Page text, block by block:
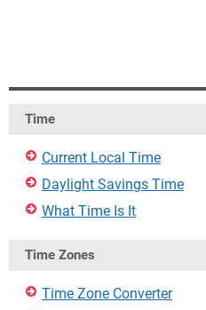
Time
Current Local Time
Daylight Savings Time
What Time Is It
Time Zones
Time Zone Converter